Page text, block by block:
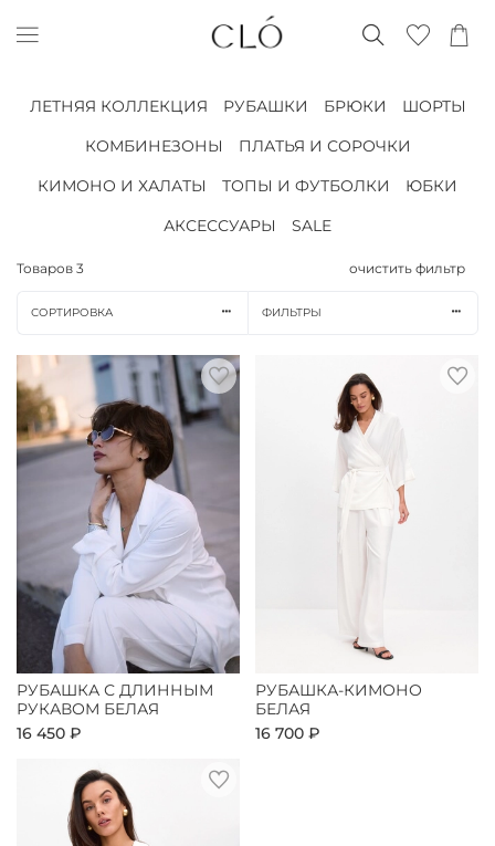
ЛЕТНЯЯ КОЛЛЕКЦИЯ РУБАШКИ БРЮКИ
ШОРТЫ
КОМБИНЕЗОНЫ
ПЛАТЬЯ И СОРОЧКИ
КИМОНО И ХАЛАТЫ
ТОПЫ И ФУТБОЛКИ
ЮБКИ
АКСЕССУАРЫ
SALE
Товаров 3 очистить фильтр
СОРТИРОВКА ФИЛЬТРЫ
РУБАШКА С ДЛИННЫМ
РУКАВОМ БЕЛАЯ
16 450 ₽
РУБАШКА-КИМОНО
БЕЛАЯ
16 700 ₽